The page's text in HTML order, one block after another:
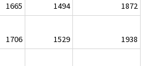
1665 1494
1872
1706 1529
1938